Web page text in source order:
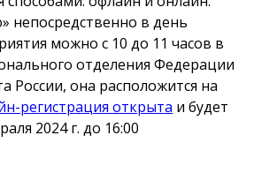
непосредственно в день
можно с 10 до 11 часов в
отделения Федерации
России, она расположится на
регистрация открыта и будет
2024 г. до 16:00